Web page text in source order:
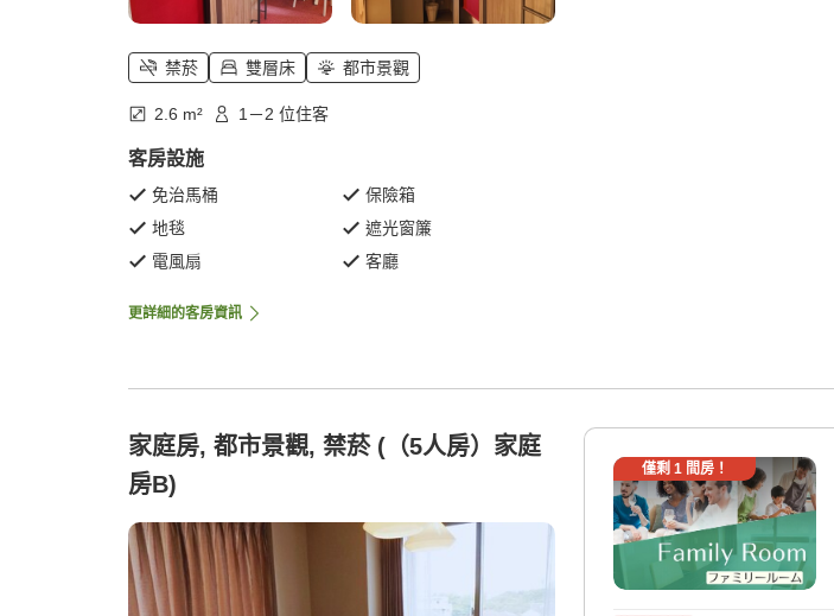
禁菸 雙層床 都市景觀
2.6 m² 1－2 位住客
客房設施
免治馬桶
保險箱
地毯
遮光窗簾
電風扇
客廳
更詳細的客房資訊
家庭房, 都市景觀, 禁菸 (（5人房）家庭
房B)
僅剩 1間房！